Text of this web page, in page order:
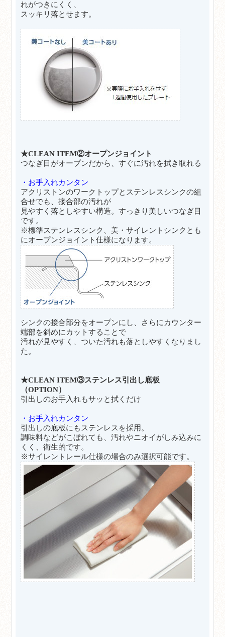
れがつきにくく、
スッキリ落とせます。
★CLEAN ITEM②オープンジョイント
つなぎ目がオープンだから、すぐに汚れを拭き取れる
・お手入れカンタン
アクリストンのワークトップとステンレスシンクの組
合せでも、接合部の汚れが
見やすく落としやすい構造。すっきり美しいつなぎ目
です。
※標準ステンレスシンク、美・サイレントシンクとも
にオープンジョイント仕様になります。
シンクの接合部分をオープンにし、さらにカウンター
端部を斜めにカットすることで
汚れが見やすく、ついた汚れも落としやすくなりまし
た。
★CLEAN ITEM③ステンレス引出し底板
（OPTION）
引出しのお手入れもサッと拭くだけ
・お手入れカンタン
引出しの底板にもステンレスを採用。
調味料などがこぼれても、汚れやニオイがしみ込みに
くく、衛生的です。
※サイレントレール仕様の場合のみ選択可能です。